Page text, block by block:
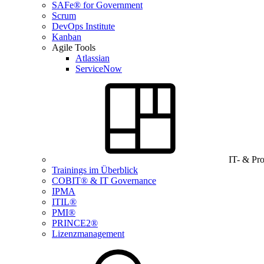
SAFe® for Government
Scrum
DevOps Institute
Kanban
Agile Tools
Atlassian
ServiceNow
IT- &
Trainings im Überblick
COBIT® & IT Governance
IPMA
ITIL®
PMI®
PRINCE2®
Lizenzmanagement